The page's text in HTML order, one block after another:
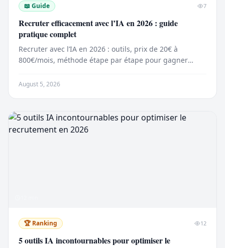
📖 Guide 7
Recruter efficacement avec l’IA en 2026 : guide
pratique complet
Recruter avec l’IA en 2026 : outils, prix de 20€ à
800€/mois, méthode étape par étape pour gagner
August 5, 2026
🏆 Ranking 12
5 outils IA incontournables pour optimiser le